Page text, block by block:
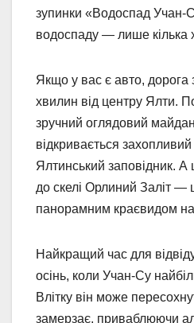
зупинки «Водоспад Учан-
водоспаду — лише кілька
Якщо у вас є авто, дорога
хвилин від центру Ялти.
зручний оглядовий
відкривається
Ялтинський заповідник.
до скелі Орлиний Заліт —
панорамним краєвидом
Найкращий час для
осінь, коли Учан-Су
Влітку він може
замерзає, приваблюючи